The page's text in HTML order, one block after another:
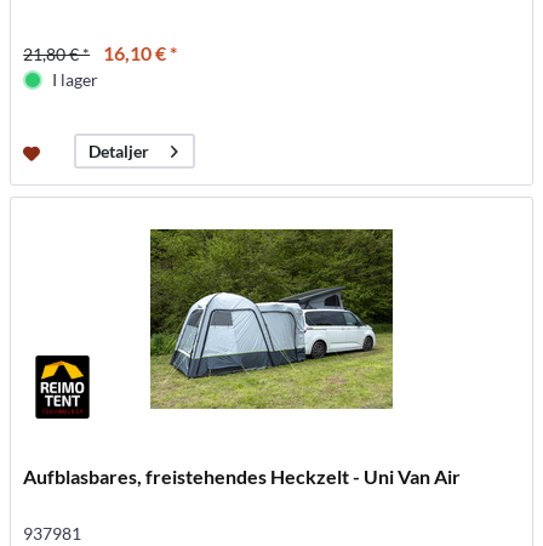
21,80 € * 16,10 € *
I lager
Detaljer
Aufblasbares, freistehendes Heckzelt - Uni Van Air
937981